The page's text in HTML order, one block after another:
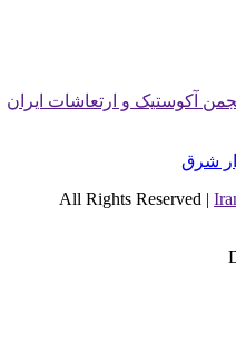
آکوستیک و ارتعاشات ایران
شرق